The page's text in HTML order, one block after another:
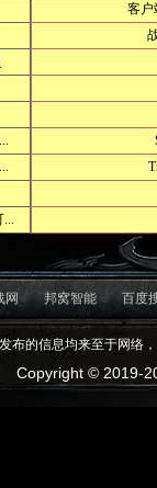
...
客户
网 邦窝智能 百度
布的信息均来至于网络
Copyright © 2019-